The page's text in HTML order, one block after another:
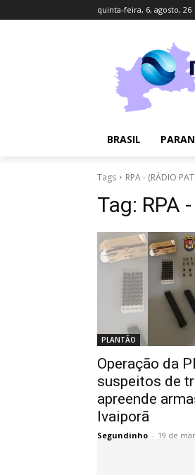
quinta-feira, 6, agosto, 26
BRASIL
Tags RPA - (RÁDIO
Tag: RPA
PLANTÃO
Operação da
suspeitos de
apreende
Ivaiporã
Segundinho - 19 de